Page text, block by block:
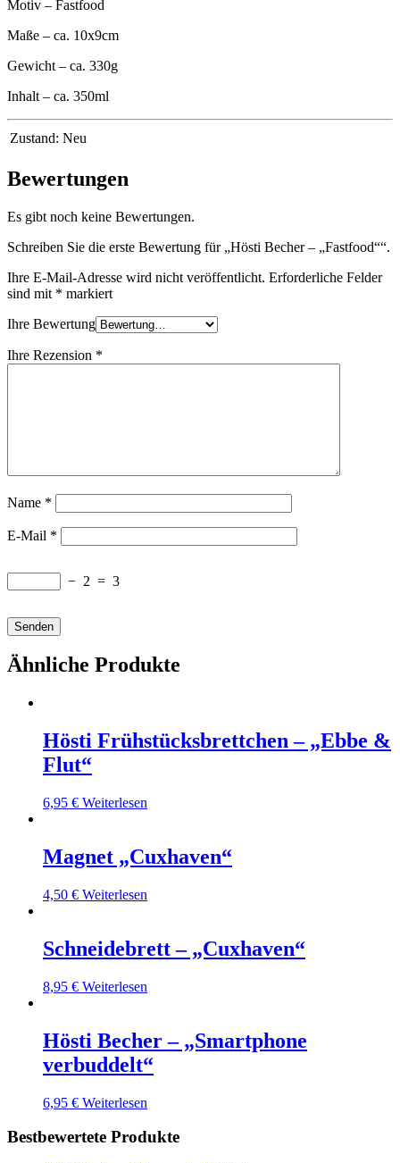
Motiv – Fastfood
Maße – ca. 10x9cm
Gewicht – ca. 330g
Inhalt – ca. 350ml
Zustand: Neu
Bewertungen
Es gibt noch keine Bewertungen.
Schreiben Sie die erste Bewertung für „Hösti Becher – „Fastfood““.
Ihre E-Mail-Adresse wird nicht veröffentlicht. Erforderliche Felder
sind mit * markiert
Ihre Bewertung
Ihre Rezension *
Name *
E-Mail *
− 2 = 3
Ähnliche Produkte
Hösti Frühstücksbrettchen – „Ebbe &
Flut“
6,95 € Weiterlesen
Magnet „Cuxhaven“
4,50 € Weiterlesen
Schneidebrett – „Cuxhaven“
8,95 € Weiterlesen
Hösti Becher – „Smartphone
verbuddelt“
6,95 € Weiterlesen
Bestbewertete Produkte